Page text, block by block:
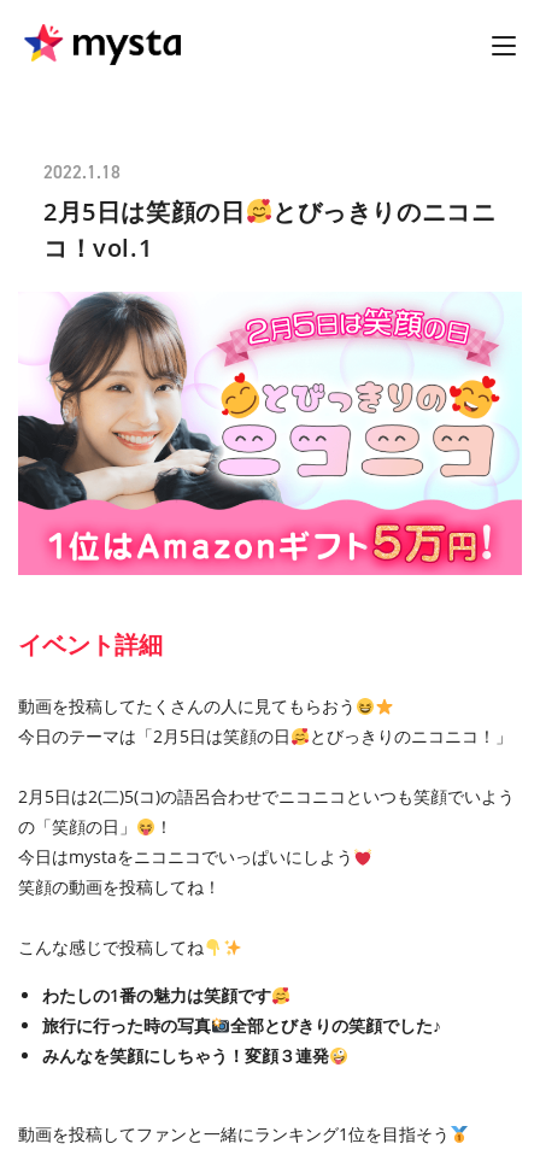
2022.1.18
2月5日は笑顔の日
とびっきりのニコニ
コ！vol.1
イベント詳細
動画を投稿してたくさんの人に見てもらおう
今日のテーマは「2月5日は笑顔の日
とびっきりのニコニコ！」
2月5日は2(二)5(コ)の語呂合わせでニコニコといつも笑顔でいよう
の「笑顔の日」
！
今日はmystaをニコニコでいっぱいにしよう
笑顔の動画を投稿してね！
こんな感じで投稿してね
わたしの1番の魅力は笑顔です
旅行に行った時の写真
全部とびきりの笑顔でした♪
みんなを笑顔にしちゃう！変顔３連発
動画を投稿してファンと一緒にランキング1位を目指そう